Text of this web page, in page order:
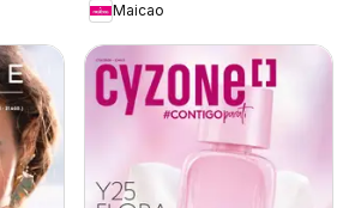
Maicao